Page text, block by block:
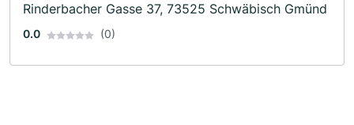
Rinderbacher Gasse 37, 73525 Schwäbisch Gmünd
0.0 (0)